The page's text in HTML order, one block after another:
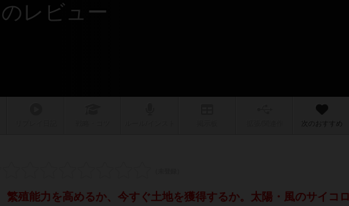
レビュー
次のおすすめ
殖能力を高めるか、今すぐ土地を獲得するか。太陽・風のサイコロ